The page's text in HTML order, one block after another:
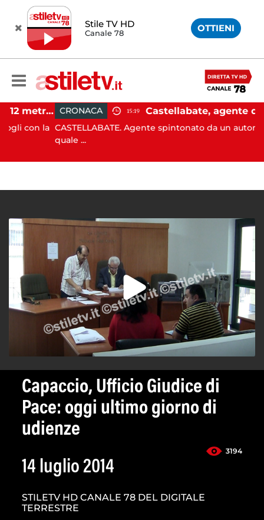
Stile TV HD
Canale 78 OTTIENI
Castellabate, barca di 12 metri resta incastrata sugli scogli: salvate 9 persone
la
CRONACA 15:19
CASTELLABATE. Agente spintonato da un
quale ...
Capaccio, Ufficio Giudice di
Pace: oggi ultimo giorno di
udienze
3194
14 luglio 2014
STILETV HD CANALE 78 DEL DIGITALE
TERRESTRE